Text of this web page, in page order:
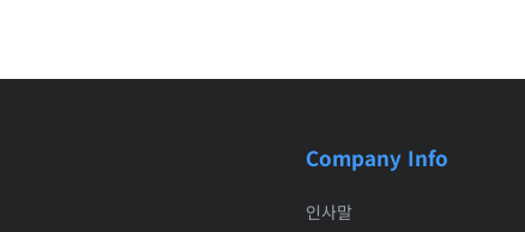
Company Info
인사말